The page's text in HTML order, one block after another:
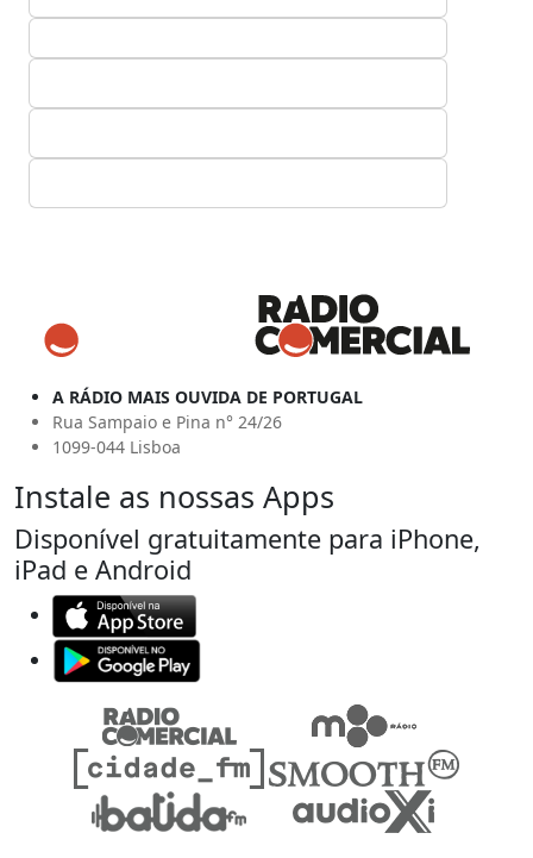
A RÁDIO MAIS OUVIDA DE PORTUGAL
Rua Sampaio e Pina n° 24/26
1099-044 Lisboa
Instale as nossas Apps
Disponível gratuitamente para iPhone,
iPad e Android